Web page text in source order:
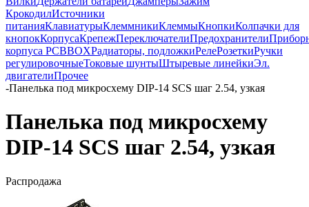
КрокодилИсточники
питанияКлавиатурыКлеммникиКлеммыКнопкиКолпачки для
кнопокКорпусаКрепежПереключателиПредохранители
корпуса PCBBOXРадиаторы, подложкиРелеРозеткиРучки
регулировочныеТоковые шунтыШтыревые линейкиЭл.
двигателиПрочее
-Панелька под микросхему DIP-14 SCS шаг 2.54, узкая
Панелька под микросхему
DIP-14 SCS шаг 2.54, узкая
Распродажа